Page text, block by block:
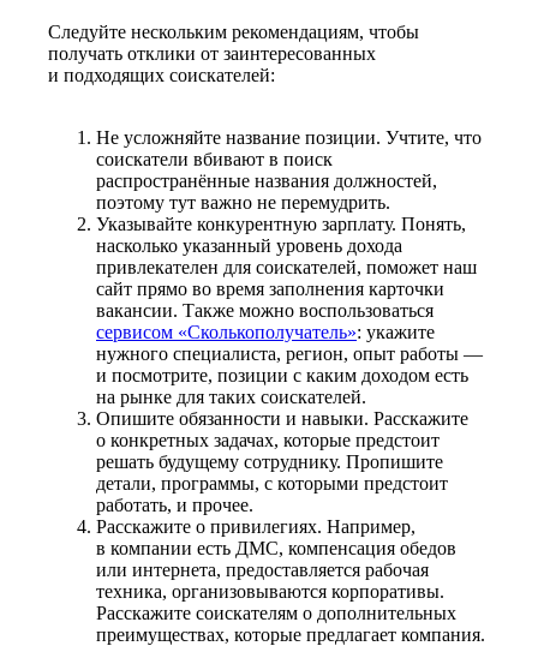
Следуйте нескольким рекомендациям, чтобы
получать отклики от заинтересованных
и подходящих соискателей:
Не усложняйте название позиции. Учтите, что
соискатели вбивают в поиск
распространённые названия должностей,
поэтому тут важно не перемудрить.
Указывайте конкурентную зарплату. Понять,
насколько указанный уровень дохода
привлекателен для соискателей, поможет наш
сайт прямо во время заполнения карточки
вакансии. Также можно воспользоваться
сервисом «Сколькополучатель»: укажите
нужного специалиста, регион, опыт работы —
и посмотрите, позиции с каким доходом есть
на рынке для таких соискателей.
Опишите обязанности и навыки. Расскажите
о конкретных задачах, которые предстоит
решать будущему сотруднику. Пропишите
детали, программы, с которыми предстоит
работать, и прочее.
Расскажите о привилегиях. Например,
в компании есть ДМС, компенсация обедов
или интернета, предоставляется рабочая
техника, организовываются корпоративы.
Расскажите соискателям о дополнительных
преимуществах, которые предлагает компания.